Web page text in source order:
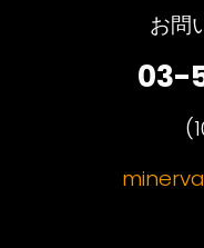
お問い
03-